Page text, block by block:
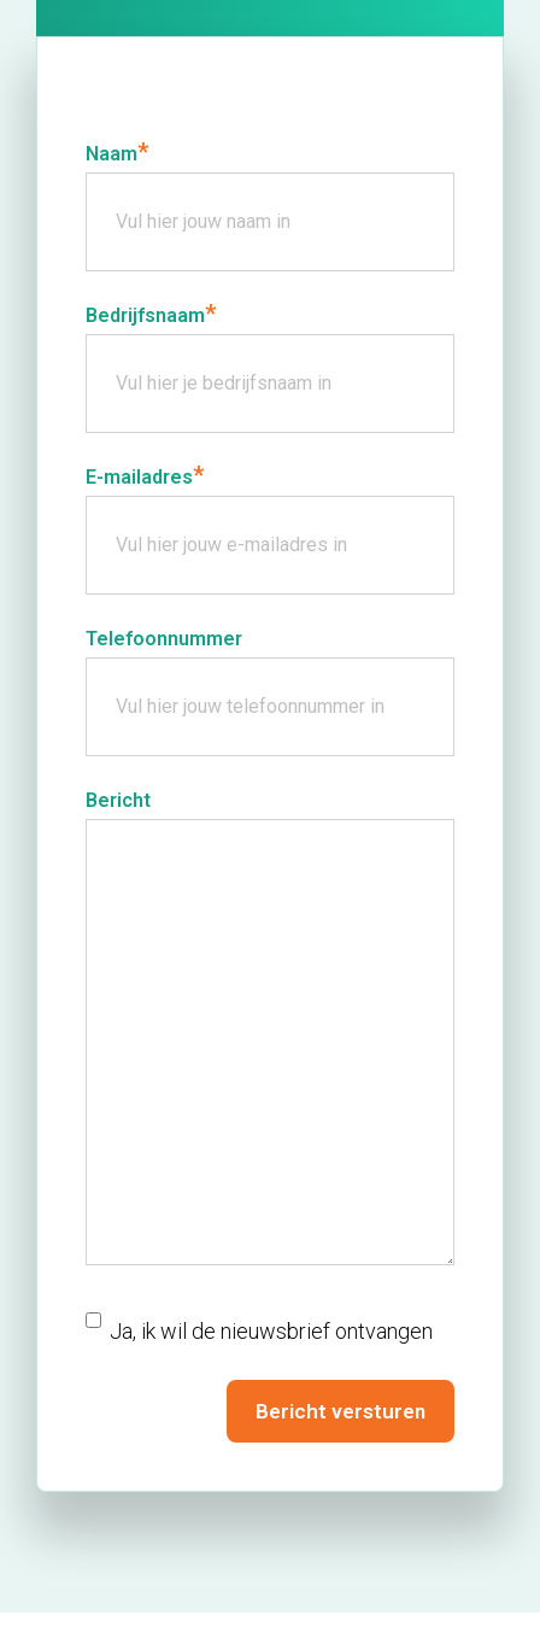
Naam*
Bedrijfsnaam*
E-mailadres*
Telefoonnummer
Bericht
nieuwsbrief
Ja, ik wil de nieuwsbrief ontvangen
Bericht versturen